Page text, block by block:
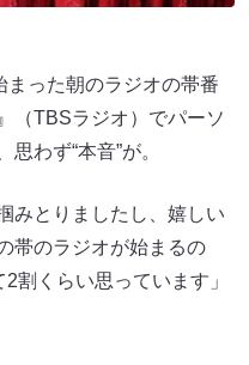
まった朝のラジオの帯番
（TBSラジオ）でパーソ
わず“本音”が。
みとりましたし、嬉しい
帯のラジオが始まるの
割くらい思っています」